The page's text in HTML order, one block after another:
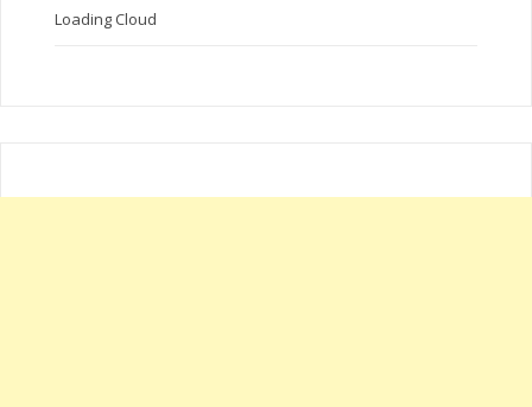
Loading Cloud